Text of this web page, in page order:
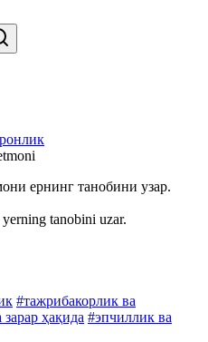
ернинг танобини узар.
tanobini uzar.
#тажрибакорлик ва
ҳақида #эпчиллик ва